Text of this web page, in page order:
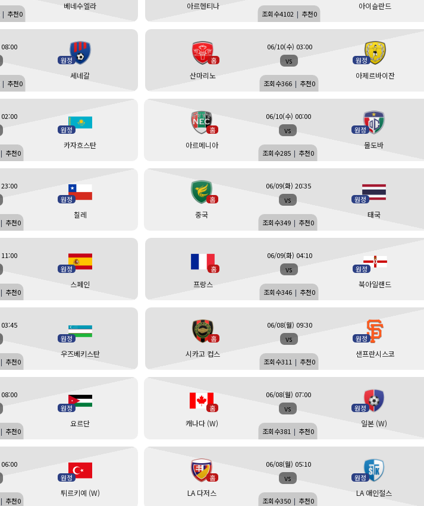
베네수엘라
| 추천0
아르헨티나 아이슬란드
조회수4102 | 추천0
원정
세네갈
| 추천0
홈
산마리노
vs 원정
아제르바이잔
06/10(수) 03:00
조회수366 | 추천0
원정
카자흐스탄
| 추천0
홈
아르메니아
vs 원정
몰도바
06/10(수) 00:00
조회수285 | 추천0
원정
칠레
| 추천0
홈
중국
vs 원정
태국
06/09(화) 20:35
조회수349 | 추천0
원정
스페인
| 추천0
홈
프랑스
vs 원정
북아일랜드
06/09(화) 04:10
조회수346 | 추천0
원정
우즈베키스탄
| 추천0
홈
시카고 컵스
vs 원정
샌프란시스코
06/08(월) 09:30
조회수311 | 추천0
원정
요르단
| 추천0
홈
캐나다 (W)
vs 원정
일본 (W)
06/08(월) 07:00
조회수381 | 추천0
원정
튀르키예 (W)
| 추천0
홈
LA 다저스
vs 원정
LA 애인절스
06/08(월) 05:10
조회수350 | 추천0